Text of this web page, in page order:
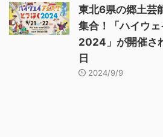
東北6県の郷土芸
集合！「ハイウェ
2024」が開催さ
日
2024/9/9